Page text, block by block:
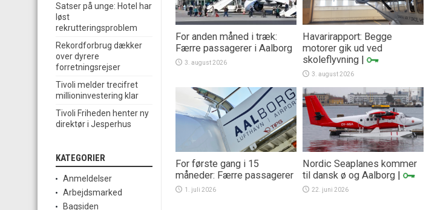
For anden måned i træk:
Færre passagerer i Aalborg
3. august 2026
Havarirapport: Begge
motorer gik ud ved
skoleflyvning |
3. august 2026
For første gang i 15
måneder: Færre passagerer
1. juli 2026
Nordic Seaplanes kommer
til dansk ø og Aalborg |
22. juni 2026
Satser på unge: Hotel har
løst
rekrutteringsproblem
Rekordforbrug dækker
over dyrere
forretningsrejser
Tivoli melder trecifret
millioninvestering klar
Tivoli Friheden henter ny
direktør i Jesperhus
KATEGORIER
Anmeldelser
Arbejdsmarked
Bagsiden